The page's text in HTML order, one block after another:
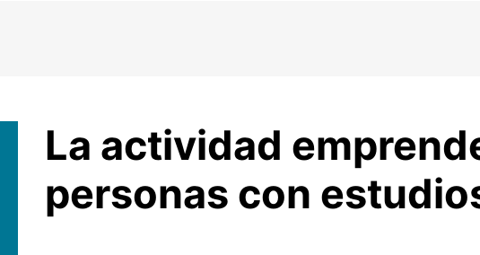
La actividad
personas con